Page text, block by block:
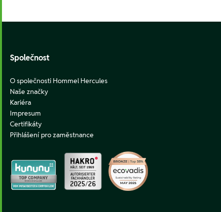
Společnost
O společnosti Hommel Hercules
Naše značky
Kariéra
Impresum
Certifikáty
Přihlášení pro zaměstnance